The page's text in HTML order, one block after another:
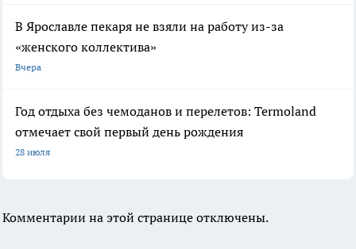
В Ярославле пекаря не взяли на работу из-за
«женского коллектива»
Вчера
Год отдыха без чемоданов и перелетов: Termoland
отмечает свой первый день рождения
28 июля
Комментарии на этой странице отключены.